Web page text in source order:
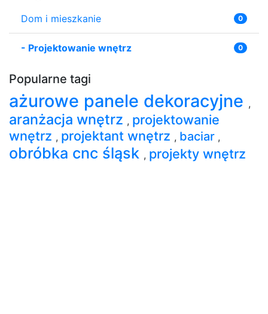
Dom i mieszkanie 0
- Projektowanie wnętrz 0
Popularne tagi
ażurowe panele dekoracyjne ,
aranżacja wnętrz , projektowanie
wnętrz , projektant wnętrz , baciar ,
obróbka cnc śląsk , projekty wnętrz